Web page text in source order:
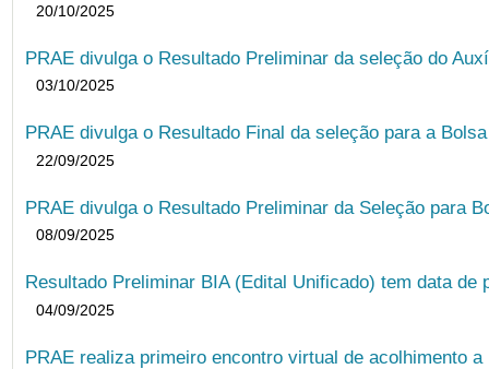
20/10/2025
PRAE divulga o Resultado Preliminar da seleção do
03/10/2025
PRAE divulga o Resultado Final da seleção para a
22/09/2025
PRAE divulga o Resultado Preliminar da Seleção para
08/09/2025
Resultado Preliminar BIA (Edital Unificado) tem data de
04/09/2025
PRAE realiza primeiro encontro virtual de acolhimento